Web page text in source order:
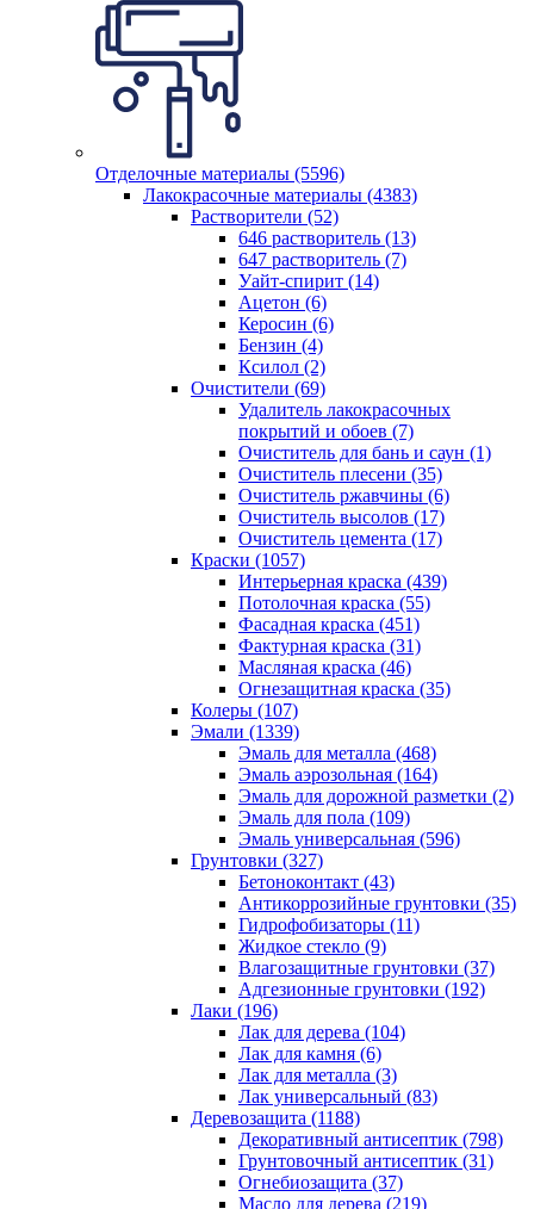
Отделочные материалы (5596)
Лакокрасочные материалы (4383)
Растворители (52)
646 растворитель (13)
647 растворитель (7)
Уайт-спирит (14)
Ацетон (6)
Керосин (6)
Бензин (4)
Ксилол (2)
Очистители (69)
Удалитель лакокрасочных
покрытий и обоев (7)
Очиститель для бань и саун (1)
Очиститель плесени (35)
Очиститель ржавчины (6)
Очиститель высолов (17)
Очиститель цемента (17)
Краски (1057)
Интерьерная краска (439)
Потолочная краска (55)
Фасадная краска (451)
Фактурная краска (31)
Масляная краска (46)
Огнезащитная краска (35)
Колеры (107)
Эмали (1339)
Эмаль для металла (468)
Эмаль аэрозольная (164)
Эмаль для дорожной разметки (2)
Эмаль для пола (109)
Эмаль универсальная (596)
Грунтовки (327)
Бетоноконтакт (43)
Антикоррозийные грунтовки (35)
Гидрофобизаторы (11)
Жидкое стекло (9)
Влагозащитные грунтовки (37)
Адгезионные грунтовки (192)
Лаки (196)
Лак для дерева (104)
Лак для камня (6)
Лак для металла (3)
Лак универсальный (83)
Деревозащита (1188)
Декоративный антисептик (798)
Грунтовочный антисептик (31)
Огнебиозащита (37)
Масло для дерева (219)